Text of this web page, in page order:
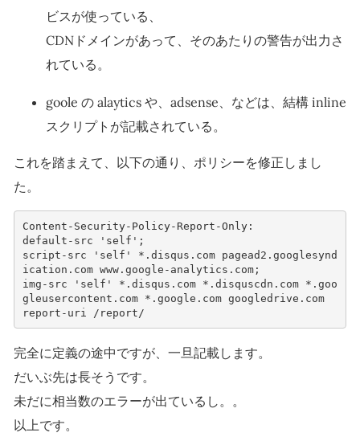
ビスが使っている、
CDNドメインがあって、そのあたりの警告が出力さ
れている。
goole の alaytics や、adsense、などは、結構 inline
スクリプトが記載されている。
これを踏まえて、以下の通り、ポリシーを修正しまし
た。
Content-Security-Policy-Report-Only:
default-src 'self';
script-src 'self' *.disqus.com pagead2.googlesynd
ication.com www.google-analytics.com;
img-src 'self' *.disqus.com *.disquscdn.com *.goo
gleusercontent.com *.google.com googledrive.com
report-uri /report/
完全に定義の途中ですが、一旦記載します。
だいぶ先は長そうです。
未だに相当数のエラーが出ているし。。
以上です。